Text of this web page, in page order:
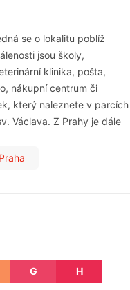
se o lokalitu poblíž
jsou školy,
klinika, pošta,
nákupní centrum či
který naleznete v parcích
Václava. Z Prahy je dále
G H